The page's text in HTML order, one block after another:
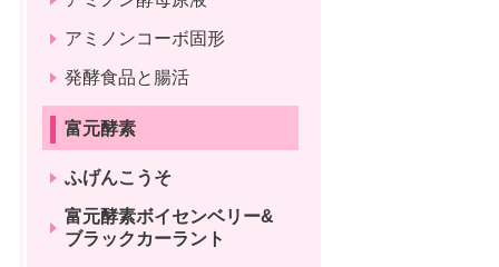
アミノンコーボ固形
発酵食品と腸活
富元酵素
ふげんこうそ
富元酵素ボイセンベリー&
ブラックカーラント